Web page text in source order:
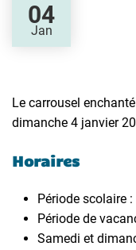
04
Jan
Le carrousel
dimanche 4 janvier
Horaires
Période scolaire
Période de
Samedi et